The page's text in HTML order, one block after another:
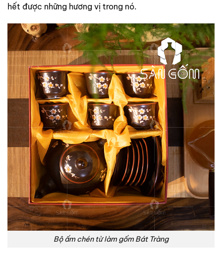
hết được những hương vị trong nó.
Bộ ấm chén từ làm gốm Bát Tràng